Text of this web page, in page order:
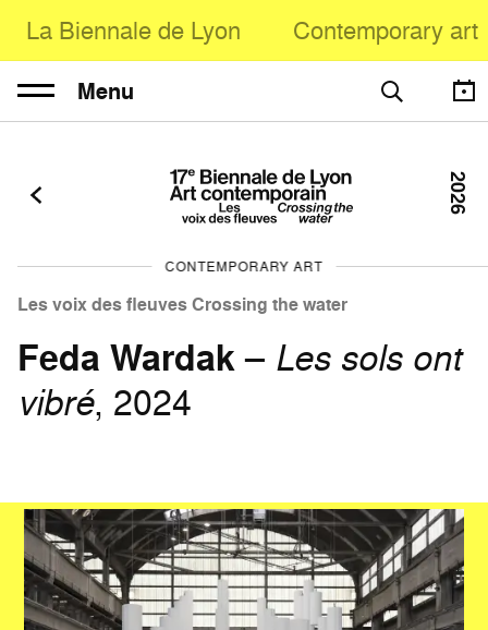
La Biennale de Lyon Contemporary art
Menu
CONTEMPORARY ART
Les voix des fleuves Crossing the water
Feda Wardak– Les sols ont
vibré, 2024
2026